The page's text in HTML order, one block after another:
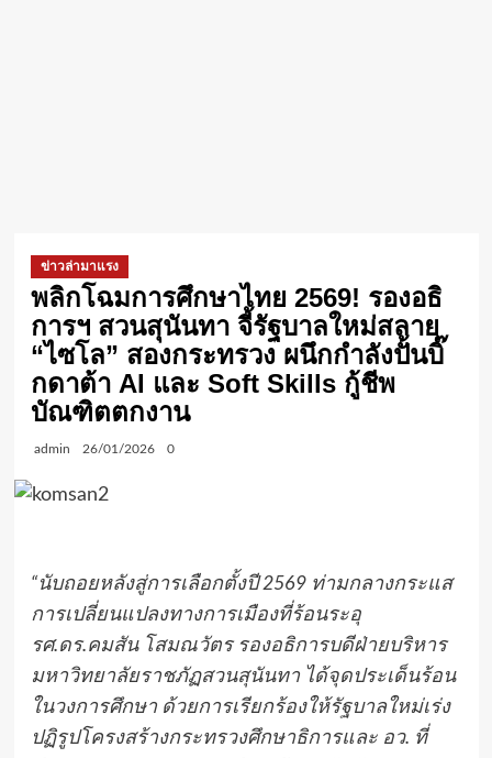
ข่าวล่ามาแรง
พลิกโฉมการศึกษาไทย 2569! รองอธิ
การฯ สวนสุนันทา จี้รัฐบาลใหม่สลาย
“ไซโล” สองกระทรวง ผนึกกำลังปั้นบิ๊
กดาต้า AI และ Soft Skills กู้ชีพ
บัณฑิตตกงาน
admin 26/01/2026 0
“นับถอยหลังสู่การเลือกตั้งปี 2569 ท่ามกลางกระแส
การเปลี่ยนแปลงทางการเมืองที่ร้อนระอุ
รศ.ดร.คมสัน โสมณวัตร รองอธิการบดีฝ่ายบริหาร
มหาวิทยาลัยราชภัฏสวนสุนันทา ได้จุดประเด็นร้อน
ในวงการศึกษา ด้วยการเรียกร้องให้รัฐบาลใหม่เร่ง
ปฏิรูปโครงสร้างกระทรวงศึกษาธิการและ อว. ที่